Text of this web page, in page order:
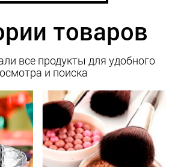
товаров
все продукты для удобного
и поиска